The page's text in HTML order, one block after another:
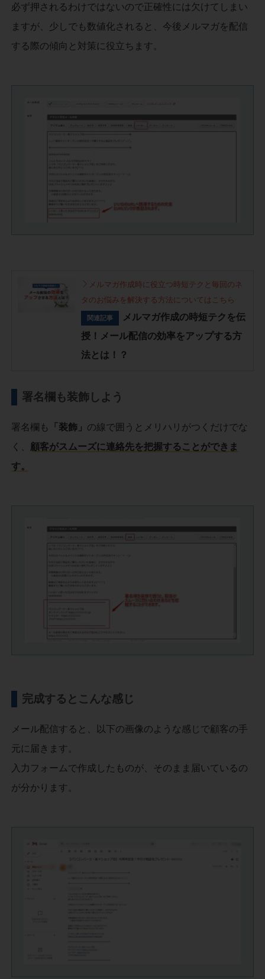
必ず押されるわけではないので正確性には欠けてしまい
ますが、少しでも数値化されると、今後メルマガを配信
する際の傾向と対策に役立ちます。
メルマガ作成時に役立つ時短テクと毎回のネ
タのお悩みを解決する方法についてはこちら
関連記事
メルマガ作成の時短テクを伝
授！メール配信の効率をアップする方
法とは！？
署名欄も装飾しよう
署名欄も 「装飾」 の線で囲うとメリハリがつくだけでな
く、 顧客がスムーズに連絡先を把握することができま
す。
完成するとこんな感じ
メール配信すると、以下の画像のような感じで顧客の手
元に届きます。
入力フォームで作成したものが、そのまま届いているの
が分かります。